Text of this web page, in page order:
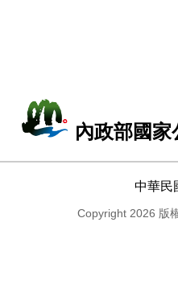
內政部國
中華民
Copyright 2026 版